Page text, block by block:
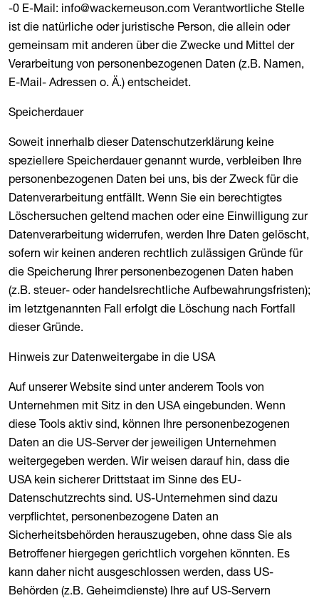
-0 E-Mail: info@wackerneuson.com Verantwortliche Stelle
ist die natürliche oder juristische Person, die allein oder
gemeinsam mit anderen über die Zwecke und Mittel der
Verarbeitung von personenbezogenen Daten (z.B. Namen,
E-Mail- Adressen o. Ä.) entscheidet.
Speicherdauer
Soweit innerhalb dieser Datenschutzerklärung keine
speziellere Speicherdauer genannt wurde, verbleiben Ihre
personenbezogenen Daten bei uns, bis der Zweck für die
Datenverarbeitung entfällt. Wenn Sie ein berechtigtes
Löschersuchen geltend machen oder eine Einwilligung zur
Datenverarbeitung widerrufen, werden Ihre Daten gelöscht,
sofern wir keinen anderen rechtlich zulässigen Gründe für
die Speicherung Ihrer personenbezogenen Daten haben
(z.B. steuer- oder handelsrechtliche Aufbewahrungsfristen);
im letztgenannten Fall erfolgt die Löschung nach Fortfall
dieser Gründe.
Hinweis zur Datenweitergabe in die USA
Auf unserer Website sind unter anderem Tools von
Unternehmen mit Sitz in den USA eingebunden. Wenn
diese Tools aktiv sind, können Ihre personenbezogenen
Daten an die US-Server der jeweiligen Unternehmen
weitergegeben werden. Wir weisen darauf hin, dass die
USA kein sicherer Drittstaat im Sinne des EU-
Datenschutzrechts sind. US-Unternehmen sind dazu
verpflichtet, personenbezogene Daten an
Sicherheitsbehörden herauszugeben, ohne dass Sie als
Betroffener hiergegen gerichtlich vorgehen könnten. Es
kann daher nicht ausgeschlossen werden, dass US-
Behörden (z.B. Geheimdienste) Ihre auf US-Servern